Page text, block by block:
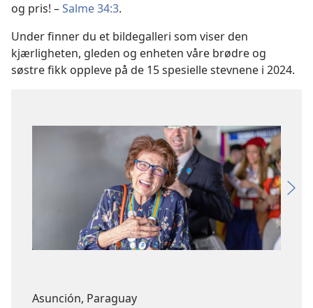
og pris! –Salme 34:3.
Under finner du et bildegalleri som viser den
kjærligheten, gleden og enheten våre brødre og
søstre fikk oppleve på de 15 spesielle stevnene i 2024.
Asunción, Paraguay